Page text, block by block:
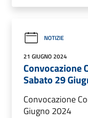
NOTIZIE
21 GIUGNO 2024
Convocazione
Sabato 29
Convocazione
Giugno 2024